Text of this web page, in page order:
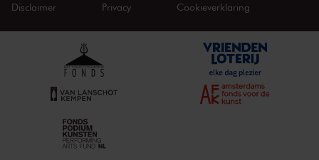
Disclaimer Privacy Cookieverklaring